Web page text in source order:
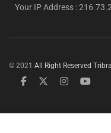
Your IP Address :
© 2021 All Right Reserved